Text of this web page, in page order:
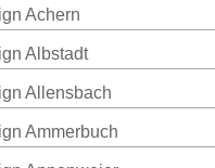
Achern
Albstadt
Allensbach
Ammerbuch